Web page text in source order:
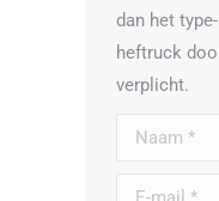
dan het
heftruck
verplicht.
Naam *
E-mail *